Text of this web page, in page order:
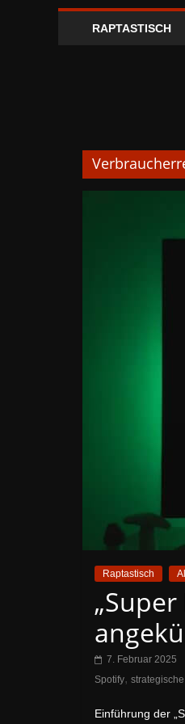
RAPTASTISCH
Raptastisch
7. Februar 2025
Spotify,
Einführung der